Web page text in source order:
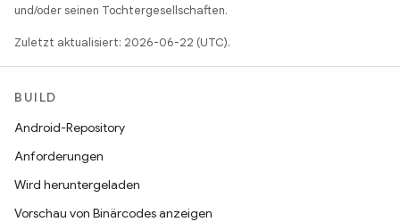
und/oder seinen Tochtergesellschaften.
Zuletzt aktualisiert: 2026-06-22 (UTC).
BUILD
Android-Repository
Anforderungen
Wird heruntergeladen
Vorschau von Binärcodes anzeigen